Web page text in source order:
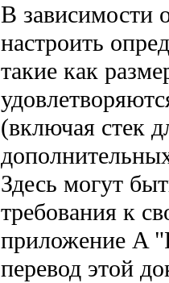
В зависимости
настроить
такие как
(включая стек
Здесь могут
требования к
приложение A
перевод этой